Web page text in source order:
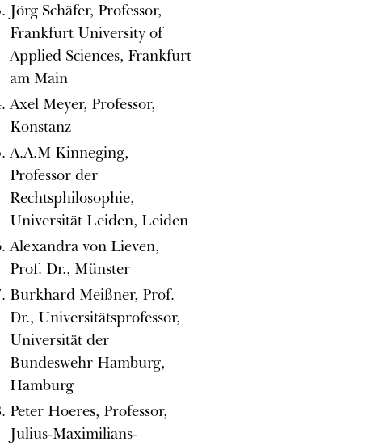
Jörg Schäfer, Professor,
Frankfurt University of
Applied Sciences, Frankfurt
am Main
Axel Meyer, Professor,
Konstanz
A.A.M Kinneging,
Professor der
Rechtsphilosophie,
Universität Leiden, Leiden
Alexandra von Lieven,
Prof. Dr., Münster
Burkhard Meißner, Prof.
Dr., Universitätsprofessor,
Universität der
Bundeswehr Hamburg,
Hamburg
Peter Hoeres, Professor,
Julius-Maximilians-